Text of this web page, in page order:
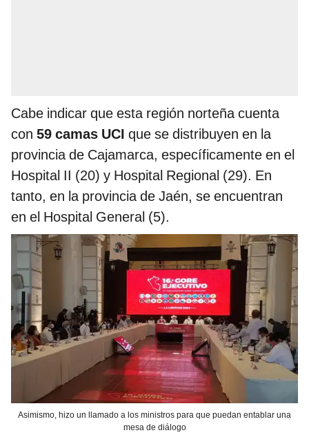
Cabe indicar que esta región norteña cuenta
con 59 camas UCI que se distribuyen en la
provincia de Cajamarca, específicamente en el
Hospital II (20) y Hospital Regional (29). En
tanto, en la provincia de Jaén, se encuentran
en el Hospital General (5).
Asimismo, hizo un llamado a los ministros para que puedan entablar una
mesa de diálogo